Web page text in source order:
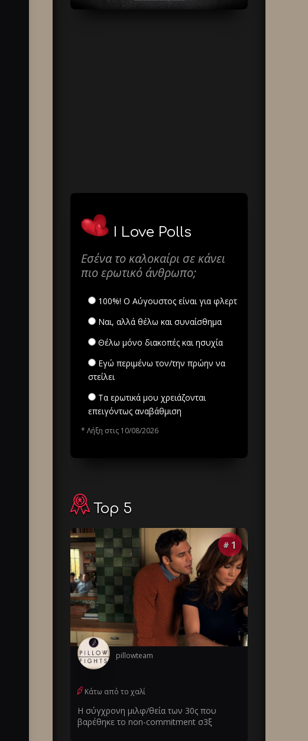
I Love Polls
Εσένα το καλοκαίρι σε κάνει
πιο ερωτικό άνθρωπο;
100%! Ο Αύγουστος είναι για φλερτ
Ναι, αλλά θέλω και συναίσθημα
Θέλω μόνο διακοπές και ησυχία
Εγώ περιμένω τον/την πρώην να
στείλει
Τα ερωτικά μου χρειάζονται
επειγόντως αναβάθμιση
* Λήξη στις 10/08/2026
Top 5
# 1
pillowteam
Κάτω από το χαλί
Η σύγχρονη μιλφ/θεία των 30ς που
βαρέθηκε το non-commitment σ3ξ